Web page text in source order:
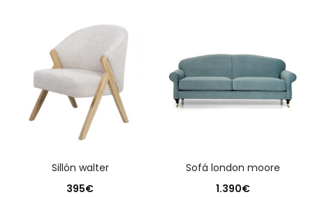
435€.
sillón walter
395€
sofá london moore
1.390€